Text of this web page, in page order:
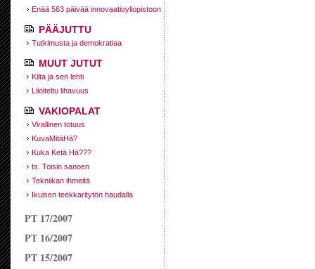
Enää 563 päivää innovaatioyliopistoon
PÄÄJUTTU
Tutkimusta ja demokratiaa
MUUT JUTUT
Kilta ja sen lehti
Liioiteltu lihavuus
VAKIOPALAT
Virallinen totuus
KuvaMitäHä?
Kuka Ketä Hä???
ts. Toisin sanoen
Tekniikan ihmeitä
Ikuisen teekkaritytön haudalla
PT 17/2007
PT 16/2007
PT 15/2007